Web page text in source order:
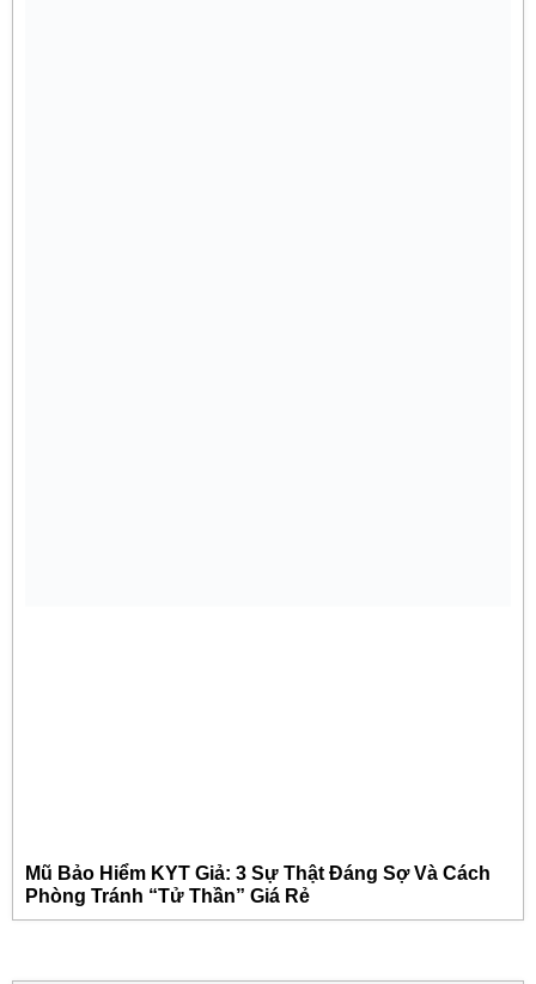
Mũ Bảo Hiểm KYT Giả: 3 Sự Thật Đáng Sợ Và Cách
Phòng Tránh “Tử Thần” Giá Rẻ